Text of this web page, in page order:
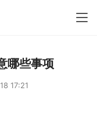
哪些事项
17:21